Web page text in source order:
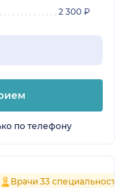
2 300 ₽
по телефону
Врачи 33 специальностей